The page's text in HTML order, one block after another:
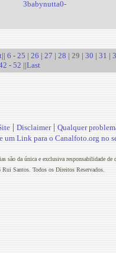
3babynutta0-
|| 6 - 25 | 26 | 27 | 28 | 29 | 30 | 31 |
- 52 ||Last
| Disclaimer| Qualquer
um Link para o Canalfoto.org no
são da única e exclusiva responsabilidade de
Santos. Todos os Direitos Reservados.